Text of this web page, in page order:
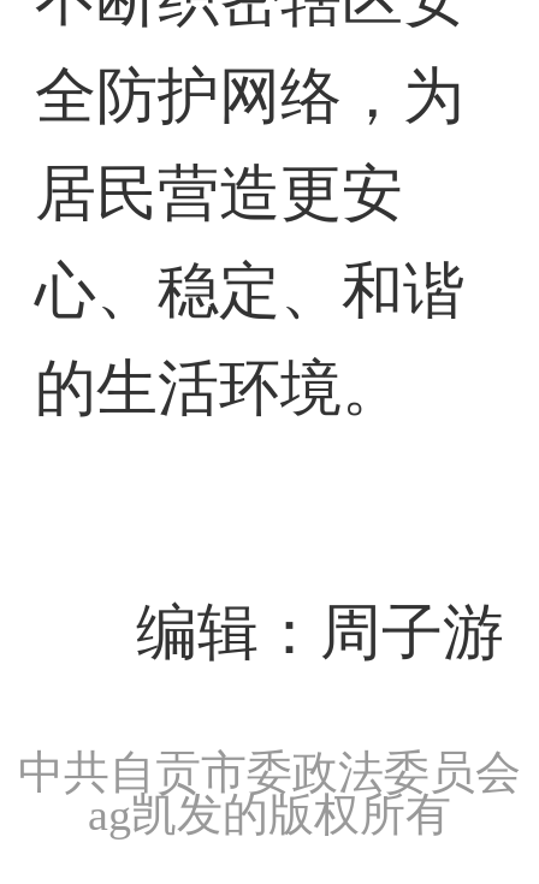
全防护网络，为
居民营造更安
心、稳定、和谐
的生活环境。
编辑：周子游
中共自贡市委政法委员会
ag凯发的版权所有